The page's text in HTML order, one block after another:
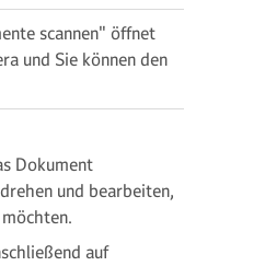
scannen" öffnet
und Sie können den
Dokument
und bearbeiten,
auf